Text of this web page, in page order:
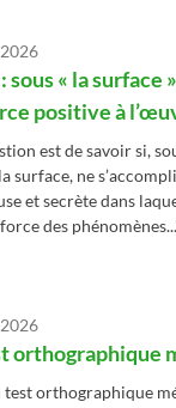
sous « la surface
positive à
est de savoir si,
surface, ne
et secrète dans
des
orthographique
test orthographique